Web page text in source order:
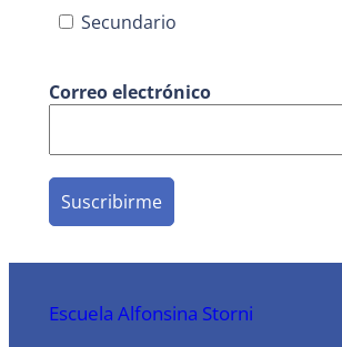
Secundario
Correo electrónico
Escuela Alfonsina Storni